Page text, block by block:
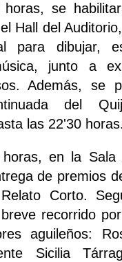
se
Hall del
para dibujar,
junto a
Además, se
del
las 22'30 horas.
en la Sala
de premios
Corto.
recorrido
aguileños:
Sicilia